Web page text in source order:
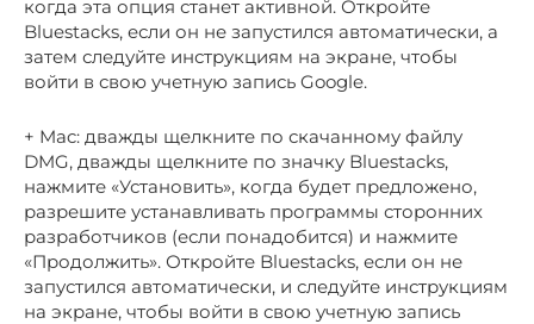
когда эта опция станет активной. Откройте
Bluestacks, если он не запустился автоматически, а
затем следуйте инструкциям на экране, чтобы
войти в свою учетную запись Google.
+ Mac: дважды щелкните по скачанному файлу
DMG, дважды щелкните по значку Bluestacks,
нажмите «Установить», когда будет предложено,
разрешите устанавливать программы сторонних
разработчиков (если понадобится) и нажмите
«Продолжить». Откройте Bluestacks, если он не
запустился автоматически, и следуйте инструкциям
на экране, чтобы войти в свою учетную запись